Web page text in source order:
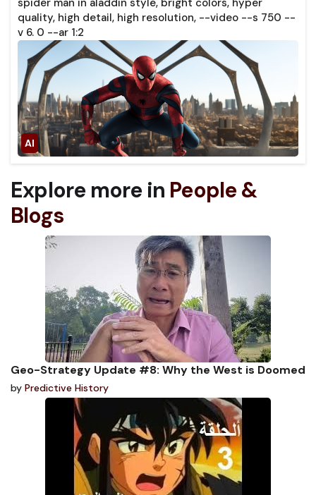
spider man in aladdin style, bright colors, hyper
quality, high detail, high resolution, --video --s 750 --
v 6. 0 --ar 1:2
Explore more in People &
Blogs
Geo-Strategy Update #8: Why the West is Doomed
by Predictive History